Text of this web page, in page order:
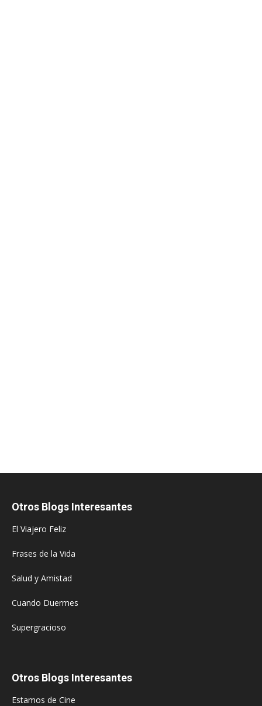
Otros Blogs Interesantes
El Viajero Feliz
Frases de la Vida
Salud y Amistad
Cuando Duermes
Supergracioso
Otros Blogs Interesantes
Estamos de Cine